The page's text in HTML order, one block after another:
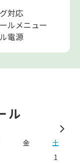
対応
ルメニュー
電源
ル
金
土
1